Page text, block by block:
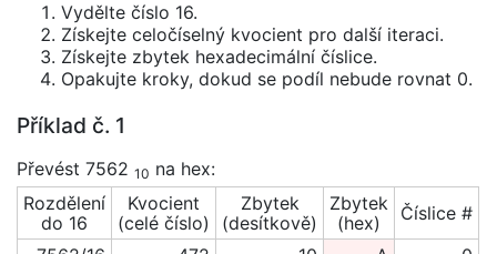
Vydělte číslo 16.
Získejte celočíselný kvocient pro další iteraci.
Získejte zbytek hexadecimální číslice.
Opakujte kroky, dokud se podíl nebude rovnat 0.
Příklad č. 1
Převést 7562 10 na hex:
Rozdělení
do 16
Kvocient
(celé číslo)
Zbytek
(desítkově)
Zbytek
(hex)
Číslice #